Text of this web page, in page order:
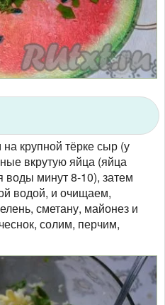
крупной тёрке сыр (у
вкрутую яйца (яйца
воды минут 8-10), затем
водой, и очищаем,
сметану, майонез и
солим, перчим,